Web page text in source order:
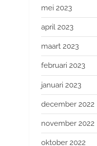
mei 2023
april 2023
maart 2023
februari 2023
januari 2023
december 2022
november 2022
oktober 2022